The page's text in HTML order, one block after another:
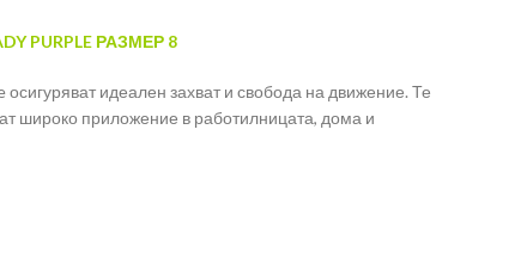
PURPLE РАЗМЕР 8
идеален захват и свобода на движение. Те
широко приложение в работилницата, дома и